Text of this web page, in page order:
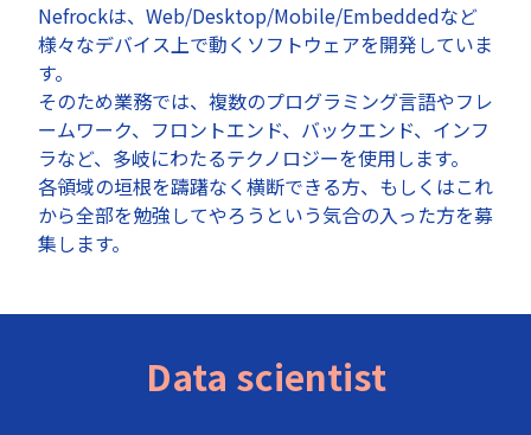
Nefrockは、Web/Desktop/Mobile/Embeddedなど
様々なデバイス上で動くソフトウェアを開発していま
す。
そのため業務では、複数のプログラミング言語やフレ
ームワーク、フロントエンド、バックエンド、インフ
ラなど、多岐にわたるテクノロジーを使用します。
各領域の垣根を躊躇なく横断できる方、もしくはこれ
から全部を勉強してやろうという気合の入った方を募
集します。
Data scientist